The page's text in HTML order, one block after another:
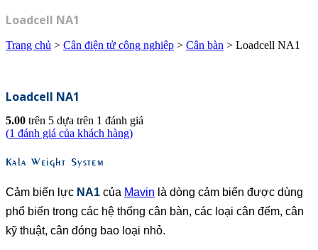
Loadcell NA1
Trang chủ > Cân điện tử công nghiệp > Cân bàn > Loadcell NA1
Loadcell NA1
5.00 trên 5 dựa trên 1 đánh giá
(1 đánh giá của khách hàng)
Kala Weight System
Cảm biến lực NA1 của Mavin là dòng cảm biến được dùng
phổ biến trong các hệ thống cân bàn, các loại cân đếm, cân
kỹ thuật, cân đóng bao loại nhỏ.